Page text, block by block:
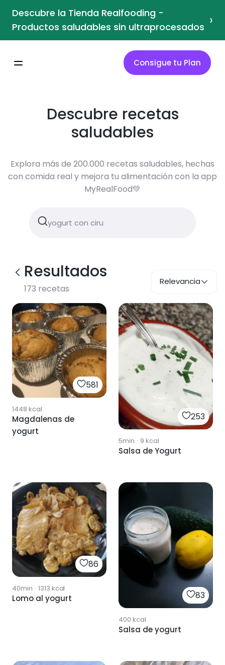
Descubre la Tienda Realfooding -
Productos saludables sin ultraprocesados ›
Consigue tu Plan
Descubre recetas
saludables
Explora más de 200.000 recetas saludables, hechas
con comida real y mejora tu alimentación con la app
MyRealFood💚
Resultados
173 recetas
Relevancia
581
1448 kcal
Magdalenas de
yogurt
253
5min · 9 kcal
Salsa de Yogurt
86
40min · 1313 kcal
Lomo al yogurt 83
400 kcal
Salsa de yogurt